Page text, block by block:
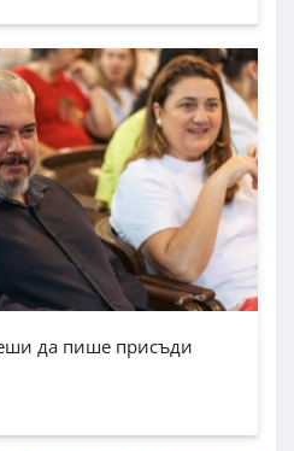
да пише присъди